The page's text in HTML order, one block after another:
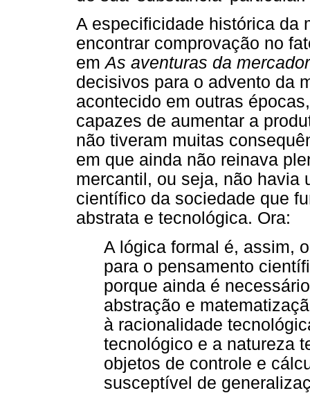
A especificidade histórica da
encontrar comprovação no
emAs aventuras da
decisivos para o advento da
acontecido em outras
capazes de aumentar a
não tiveram muitas
em que ainda não reinava
mercantil, ou seja, não havia
científico da sociedade que
abstrata e tecnológica. Ora:
A lógica formal é, assim,
para o pensamento
porque ainda é
abstração e
à racionalidade
tecnológico e a natureza
objetos de controle e
susceptível de